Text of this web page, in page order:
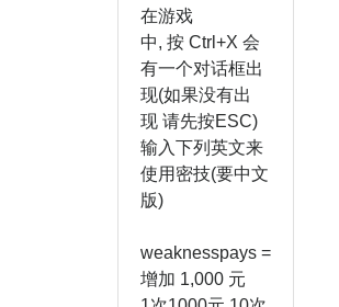
在游戏
中, 按 Ctrl+X 会
有一个对话框出
现(如果没有出
现 请先按ESC)
输入下列英文来
使用密技(要中文
版)
weaknesspays =
增加 1,000 元